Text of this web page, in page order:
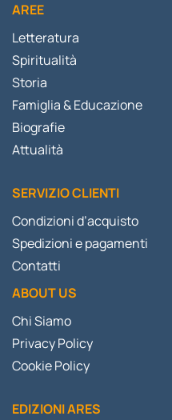
AREE
Letteratura
Spiritualità
Storia
Famiglia & Educazione
Biografie
Attualità
SERVIZIO CLIENTI
Condizioni d’acquisto
Spedizioni e pagamenti
Contatti
ABOUT US
Chi Siamo
Privacy Policy
Cookie Policy
EDIZIONI ARES